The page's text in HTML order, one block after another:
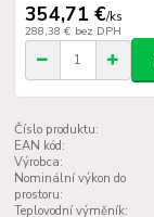
354,71 €/ks
288,38 € bez DPH
Číslo produktu:
EAN kód:
Výrobca:
Nominální výkon do
prostoru:
Teplovodní výměník: